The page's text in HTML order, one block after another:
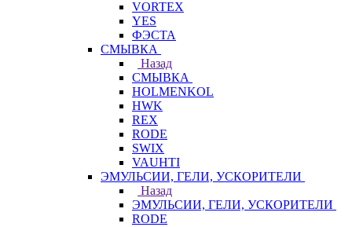
VORTEX
YES
ФЭСТА
СМЫВКА
Назад
СМЫВКА
HOLMENKOL
HWK
REX
RODE
SWIX
VAUHTI
ЭМУЛЬСИИ, ГЕЛИ, УСКОРИТЕЛИ
Назад
ЭМУЛЬСИИ, ГЕЛИ, УСКОРИТЕЛИ
RODE